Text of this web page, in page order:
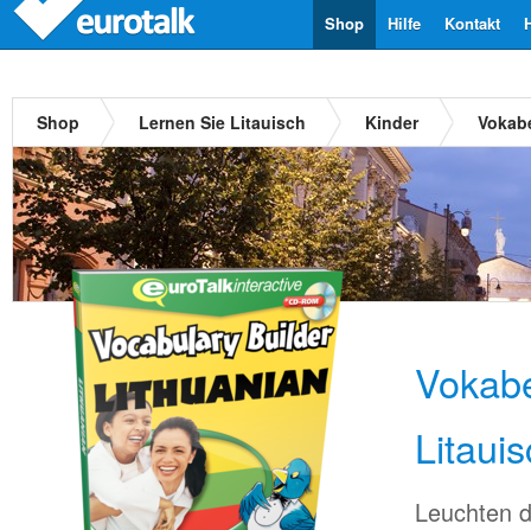
Kontakt
Hilfe
Shop
Shop Lernen Sie Litauisch Kinder
Leuchten